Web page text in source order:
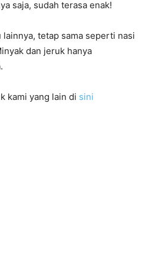
saja, sudah terasa enak!
tetap sama seperti nasi
dan jeruk hanya
kami yang lain di sini